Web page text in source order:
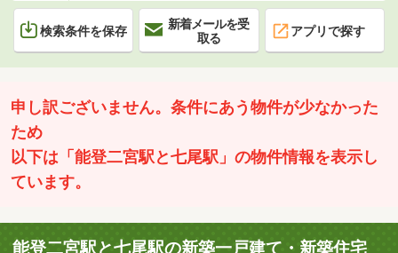
検索条件を保存
新着メールを受
取る
アプリで探す
申し訳ございません。条件にあう物件が少なかった
ため
以下は「能登二宮駅と七尾駅」の物件情報を表示し
ています。
能登二宮駅と七尾駅の新築一戸建て・新築住宅